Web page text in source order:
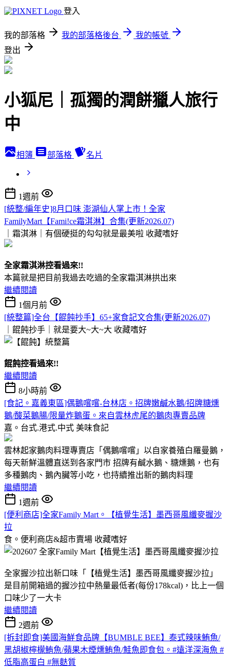
登入
我的部落格 我的部落格後台
我的帳號
登出
小狐尼｜孤獨的潤餅獵人旅行
中
相簿 部落格 名片
1週前
[統整/編年史]8月口味 澎湖仙人掌上市！全家
FamilyMart【Fami!ce霜淇淋】合集(更新2026.07)
｜霜淇淋｜有個硬挺的勾勾就是最美啦 收藏嗜好
全家霜淇淋控看過來!!
本篇就是把目前我過去吃過的全家霜淇淋拱出來
繼續閱讀
1個月前
[統整篇]全台【餛飩抄手】65+家食記文合集(更新2026.07)
｜餛飩抄手｜就是要大~大~大 收藏嗜好
餛飩控看過來!!
繼續閱讀
8小時前
[食記。嘉義東區]偶鵝嚐嚐-台林店。招牌嫩鹹水鵝/招牌糖燻
鵝/酸菜鵝腸/限量炸鵝蛋。來自雲林虎尾的鵝肉專賣品牌
嘉。台式.港式.中式 美味食記
雲林起家鵝肉料理專賣店「偶鵝嚐嚐」以自家養殖白羅曼鵝，
每天新鮮溫體直送到各家門市 招牌有鹹水鵝、糖燻鵝，也有
多種鵝肉、鵝內臟等小吃，也持續推出新的鵝肉料理
繼續閱讀
1週前
[便利商店]全家Family Mart。【植覺生活】墨西哥風纖麥握沙
拉
食。便利商店&超市賣場 收藏嗜好
全家握沙拉出新口味「【植覺生活】墨西哥風纖麥握沙拉」
是目前開箱過的握沙拉中熱量最低者(每份178kcal)，比上一個
口味少了一大卡
繼續閱讀
2週前
[拆封即食]美國海鮮食品牌【BUMBLE BEE】泰式辣味鮪魚/
黑胡椒檸檬鮪魚/蘋果木煙燻鮪魚/鮭魚即食包。#遠洋深海魚 #
低脂高蛋白 #無麩質